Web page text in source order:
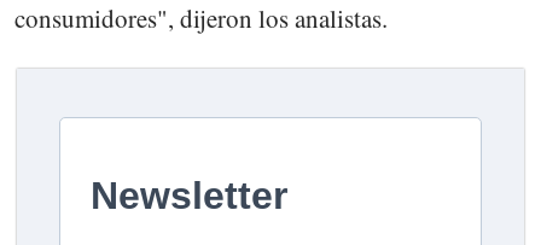
consumidores", dijeron los analistas.